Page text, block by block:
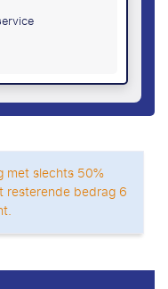
met slechts 50%
resterende bedrag 6